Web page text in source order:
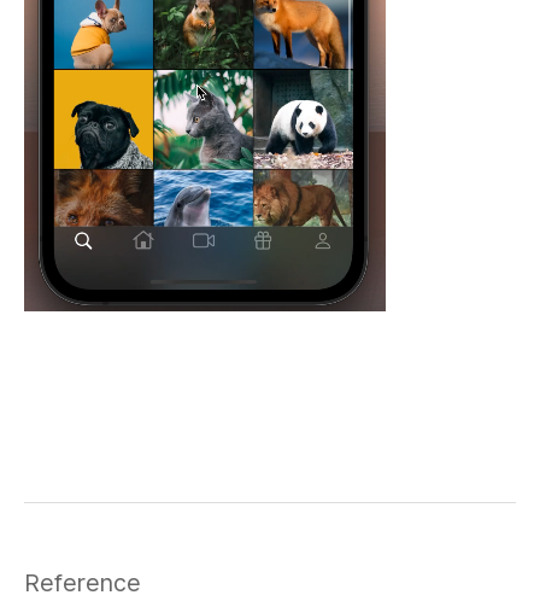
Reference